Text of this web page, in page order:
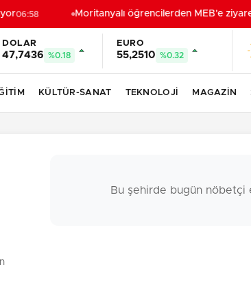
06:58 Moritanyalı öğrencilerden MEB'e
DOLAR
47,7436 %0.18
EURO
55,2510 %0.32
KÜLTÜR-SANAT TEKNOLOJİ MAGAZİN
Bu şehirde bugün nöbetçi